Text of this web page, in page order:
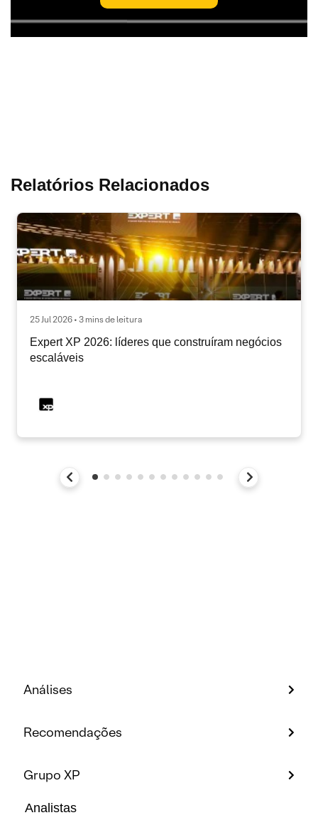
Relatórios Relacionados
25 Jul 2026 • 3 mins de leitura
Expert XP 2026: líderes que construíram negócios
escaláveis
Análises
Recomendações
Grupo XP
Analistas